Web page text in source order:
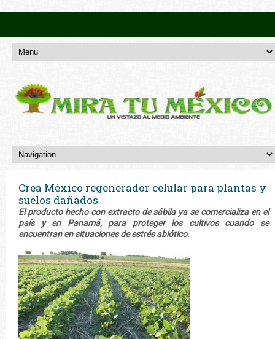
Crea México regenerador celular para plantas y
suelos dañados
El producto hecho con extracto de sábila ya se comercializa en el
país y en Panamá, para proteger los cultivos cuando se
encuentran en situaciones de estrés abiótico.